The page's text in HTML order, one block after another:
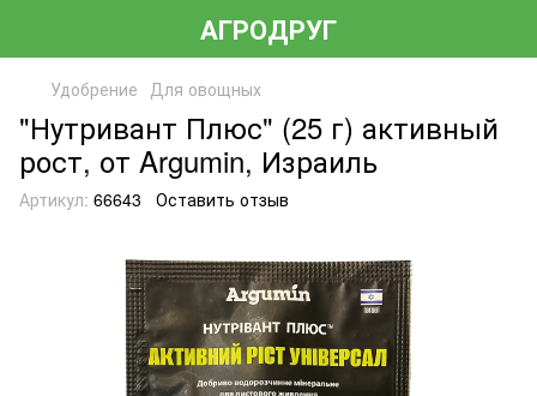
АГРОДРУГ
Удобрение Для овощных
"Нутривант Плюс" (25 г) активный
рост, от Argumin, Израиль
Артикул: 66643 Оставить отзыв